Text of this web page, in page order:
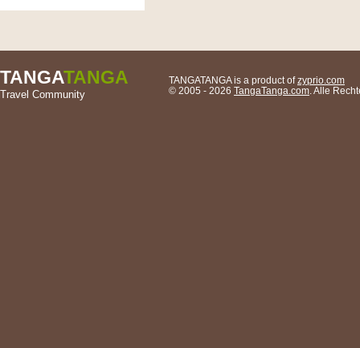
TANGATANGA
Travel Community
TANGATANGA is a product ofzyprio.com
© 2005 - 2026 TangaTanga.com . Alle